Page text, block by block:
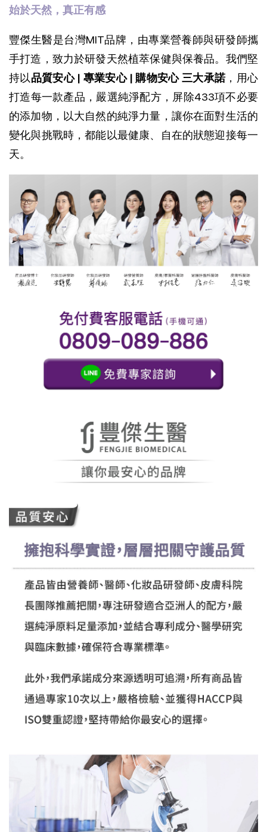
始於天然，真正有感
豐傑生醫是台灣MIT品牌，由專業營養師與研發師攜
手打造，致力於研發天然植萃保健與保養品。我們堅
持以品質安心 | 專業安心 | 購物安心 三大承諾，用心
打造每一款產品， 嚴選純淨配方，屏除433項不必要
的添加物，以大自然的純淨力量，讓你在面對生活的
變化與挑戰時，都能以最健康、自在的狀態迎接每一
天。